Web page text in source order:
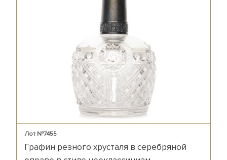
Лот №7455
Графин резного хрусталя в серебряной